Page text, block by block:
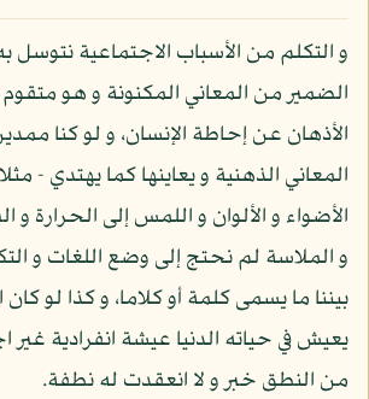
و التكلم من الأسباب الاجتماعية نتوسل
الضمير من المعاني المكنونة و هو
الأذهان عن إحاطة الإنسان، و لو كنا
المعاني الذهنية و يعاينها كما يهتدي -
الأضواء و الألوان و اللمس إلى الحرارة و
و الملاسة لم نحتج إلى وضع اللغات و
بيننا ما يسمى كلمة أو كلاما، و كذا لو كان
يعيش في حياته الدنيا عيشة انفرادية
من النطق خبر و لا انعقدت له نطفة.